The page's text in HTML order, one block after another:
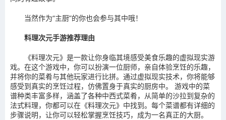
当然作为“主厨”的你也会参与其中哦！
料理次元手游推荐理由
《料理次元》是一款让你身临其境感受美食乐趣的虚拟现实游
戏。在这个游戏中，你可以扮演一位厨师，亲自体验烹饪的乐趣，
并将你的菜肴与其他玩家进行比拼。通过虚拟现实技术，你将能够
感受到真实的烹饪过程，仿佛置身于真实的厨房中。 游戏中的菜
谱种类丰富多样，涵盖了各种中西式菜肴，从简单的沙拉到复杂的
法式料理，你都可以在《料理次元》中找到。每个菜谱都有详细的
步骤说明，让你可以轻松掌握烹饪技巧，成为一名真正的大厨。